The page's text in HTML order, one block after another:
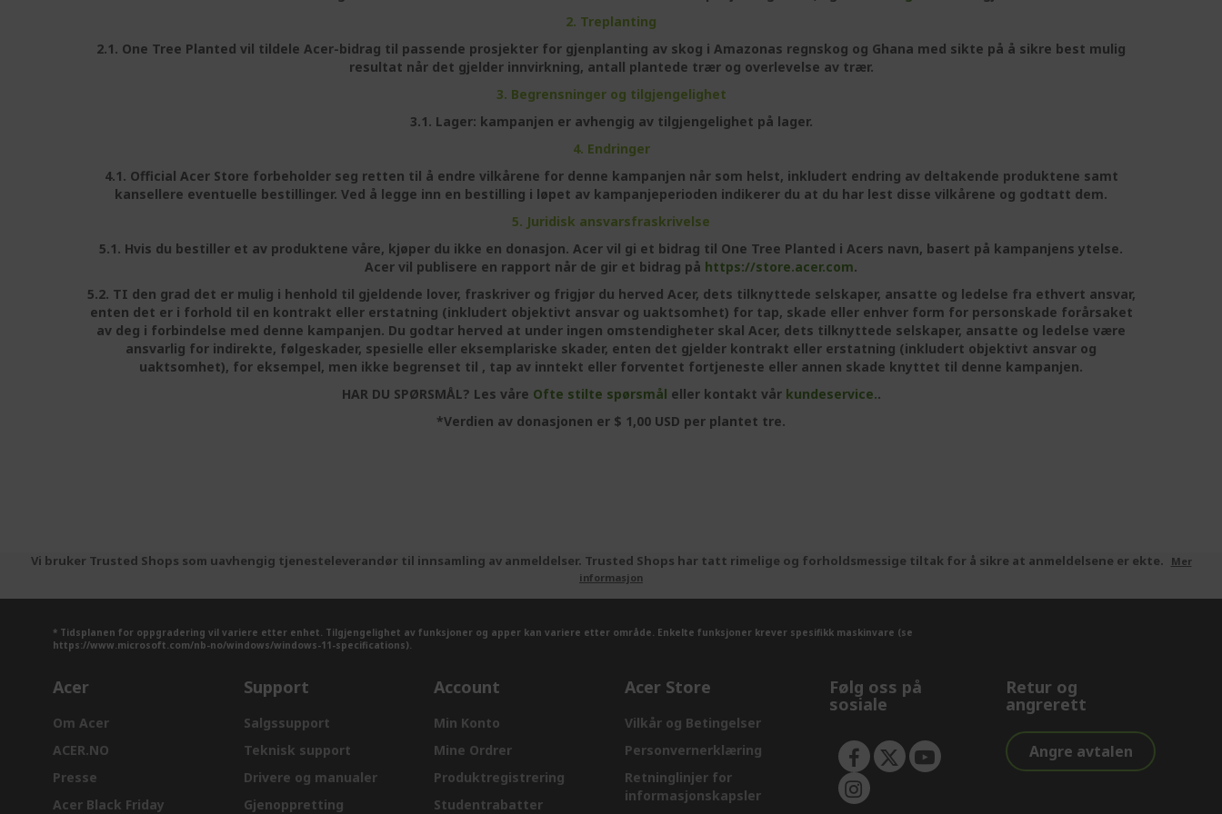
2. Treplanting
2.1. One Tree Planted vil tildele Acer-bidrag til passende prosjekter for gjenplanting av skog i Amazonas regnskog og Ghana med sikte på å sikre best mulig
resultat når det gjelder innvirkning, antall plantede trær og overlevelse av trær.
3. Begrensninger og tilgjengelighet
3.1. Lager: kampanjen er avhengig av tilgjengelighet på lager.
4. Endringer
4.1. Official Acer Store forbeholder seg retten til å endre vilkårene for denne kampanjen når som helst, inkludert endring av deltakende produktene samt
kansellere eventuelle bestillinger. Ved å legge inn en bestilling i løpet av kampanjeperioden indikerer du at du har lest disse vilkårene og godtatt dem.
5. Juridisk ansvarsfraskrivelse
5.1. Hvis du bestiller et av produktene våre, kjøper du ikke en donasjon. Acer vil gi et bidrag til One Tree Planted i Acers navn, basert på kampanjens ytelse.
Acer vil publisere en rapport når de gir et bidrag på https://store.acer.com.
5.2. TI den grad det er mulig i henhold til gjeldende lover, fraskriver og frigjør du herved Acer, dets tilknyttede selskaper, ansatte og ledelse fra ethvert ansvar,
enten det er i forhold til en kontrakt eller erstatning (inkludert objektivt ansvar og uaktsomhet) for tap, skade eller enhver form for personskade forårsaket
av deg i forbindelse med denne kampanjen. Du godtar herved at under ingen omstendigheter skal Acer, dets tilknyttede selskaper, ansatte og ledelse være
ansvarlig for indirekte, følgeskader, spesielle eller eksemplariske skader, enten det gjelder kontrakt eller erstatning (inkludert objektivt ansvar og
uaktsomhet), for eksempel, men ikke begrenset til , tap av inntekt eller forventet fortjeneste eller annen skade knyttet til denne kampanjen.
HAR DU SPØRSMÅL? Les våre Ofte stilte spørsmål eller kontakt vår kundeservice..
*Verdien av donasjonen er $ 1,00 USD per plantet tre.
Vi bruker Trusted Shops som uavhengig tjenesteleverandør til innsamling av anmeldelser. Trusted Shops har tatt rimelige og forholdsmessige tiltak for å sikre at anmeldelsene er ekte.
Mer
informasjon
* Tidsplanen for oppgradering vil variere etter enhet. Tilgjengelighet av funksjoner og apper kan variere etter område. Enkelte funksjoner krever spesifikk maskinvare (se
https://www.microsoft.com/nb-no/windows/windows-11-specifications).
Acer
Om Acer
ACER.NO
Presse
Acer Black Friday
Support
Salgssupport
Teknisk support
Drivere og manualer
Gjenoppretting
Account
Min Konto
Mine Ordrer
Produktregistrering
Studentrabatter
Acer Store
Vilkår og Betingelser
Personvernerklæring
Retninglinjer for
informasjonskapsler​
Følg oss på
sosiale
Retur og
angrerett
Angre avtalen